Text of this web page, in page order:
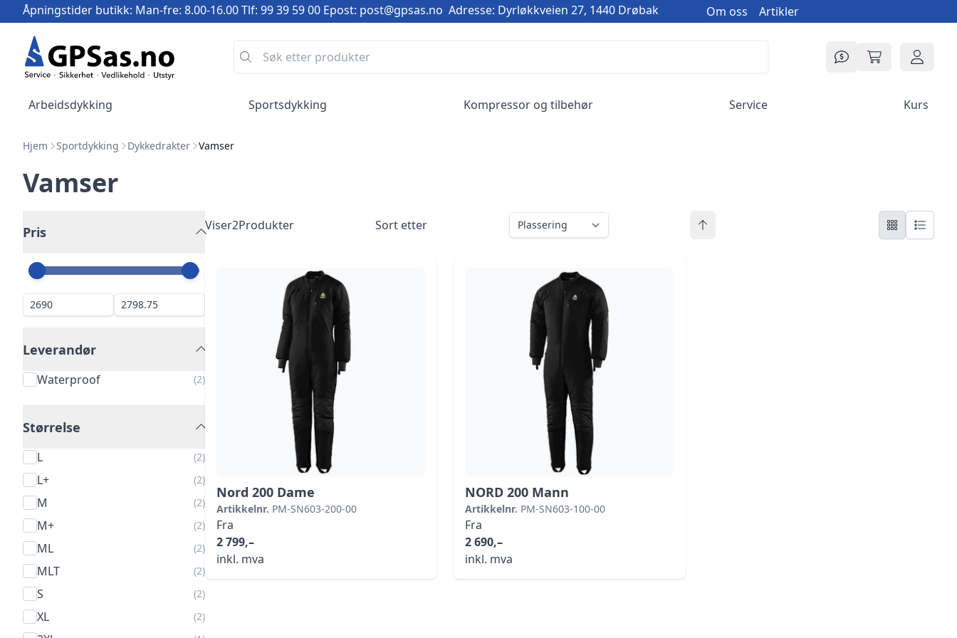
Åpningstider butikk: Man-fre: 8.00-16.00 Tlf: 99 39 59 00 Epost: post@gpsas.no Adresse: Dyrløkkveien 27, 1440 Drøbak Om oss Artikler
Prisforespørsel
Min Logg in
Arbeidsdykking Sportsdykking Kompressor og tilbehør Service Kurs
Hjem Sportdykking Dykkedrakter Vamser
Vamser
Pris
Leverandør
Waterproof (2)
Størrelse
L (2)
L+ (2)
M (2)
M+ (2)
ML (2)
MLT (2)
S (2)
XL (2)
Viser2Produkter Sort etter
Nord 200 Dame
Artikkelnr. PM-SN603-200-00
Fra
2 799,–
inkl. mva
NORD 200 Mann
Artikkelnr. PM-SN603-100-00
Fra
2 690,–
inkl. mva